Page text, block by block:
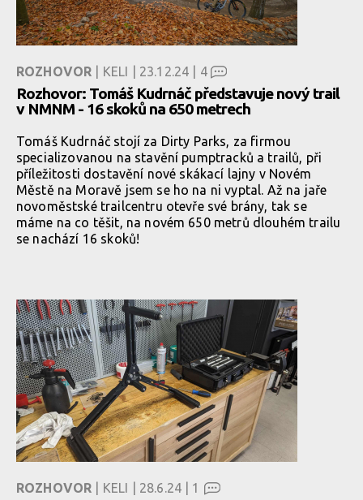
ROZHOVOR | KELI | 23.12.24 | 4
Rozhovor: Tomáš Kudrnáč představuje nový trail
v NMNM - 16 skoků na 650 metrech
Tomáš Kudrnáč stojí za Dirty Parks, za firmou
specializovanou na stavění pumptracků a trailů, při
příležitosti dostavění nové skákací lajny v Novém
Městě na Moravě jsem se ho na ni vyptal. Až na jaře
novoměstské trailcentru otevře své brány, tak se
máme na co těšit, na novém 650 metrů dlouhém trailu
se nachází 16 skoků!
ROZHOVOR | KELI | 28.6.24 | 1